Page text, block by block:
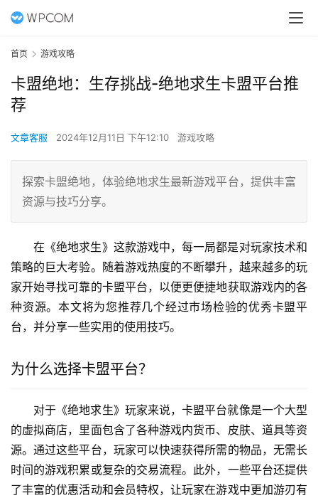
首页 游戏攻略
卡盟绝地：生存挑战-绝地求生卡盟平台推
荐
文章客服 2024年12月11日 下午12:10 游戏攻略
探索卡盟绝地，体验绝地求生最新游戏平台，提供丰富
资源与技巧分享。
在《绝地求生》这款游戏中，每一局都是对玩家技术和
策略的巨大考验。随着游戏热度的不断攀升，越来越多的玩
家开始寻找可靠的卡盟平台，以便更便捷地获取游戏内的各
种资源。本文将为您推荐几个经过市场检验的优秀卡盟平
台，并分享一些实用的使用技巧。
为什么选择卡盟平台？
对于《绝地求生》玩家来说，卡盟平台就像是一个大型
的虚拟商店，里面包含了各种游戏内货币、皮肤、道具等资
源。通过这些平台，玩家可以快速获得所需的物品，无需长
时间的游戏积累或复杂的交易流程。此外，一些平台还提供
了丰富的优惠活动和会员特权，让玩家在游戏中更加游刃有